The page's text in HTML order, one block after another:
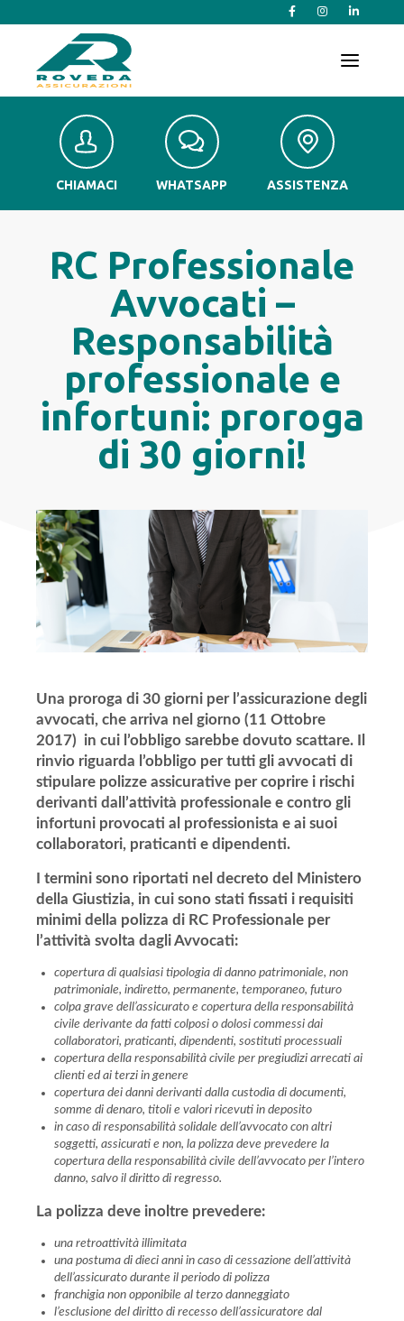
T
v
g
i
o
CHIAMACI WHATSAPP ASSISTENZA
RC Professionale
Avvocati –
Responsabilità
professionale e
infortuni: proroga
di 30 giorni!
Una proroga di 30 giorni per l’assicurazione degli
avvocati, che arriva nel giorno (11 Ottobre
2017) in cui l’obbligo sarebbe dovuto scattare. Il
rinvio riguarda l’obbligo per tutti gli avvocati di
stipulare polizze assicurative per coprire i rischi
derivanti dall’attività professionale e contro gli
infortuni provocati al professionista e ai suoi
collaboratori, praticanti e dipendenti.
I termini sono riportati nel decreto del Ministero
della Giustizia, in cui sono stati fissati i requisiti
minimi della polizza di RC Professionale per
l’attività svolta dagli Avvocati:
copertura di qualsiasi tipologia di danno patrimoniale, non
patrimoniale, indiretto, permanente, temporaneo, futuro
colpa grave dell’assicurato e copertura della responsabilità
civile derivante da fatti colposi o dolosi commessi dai
collaboratori, praticanti, dipendenti, sostituti processuali
copertura della responsabilità civile per pregiudizi arrecati ai
clienti ed ai terzi in genere
copertura dei danni derivanti dalla custodia di documenti,
somme di denaro, titoli e valori ricevuti in deposito
in caso di responsabilità solidale dell’avvocato con altri
soggetti, assicurati e non, la polizza deve prevedere la
copertura della responsabilità civile dell’avvocato per l’intero
danno, salvo il diritto di regresso.
La polizza deve inoltre prevedere:
una retroattività illimitata
una postuma di dieci anni in caso di cessazione dell’attività
dell’assicurato durante il periodo di polizza
franchigia non opponibile al terzo danneggiato
l’esclusione del diritto di recesso dell’assicuratore dal